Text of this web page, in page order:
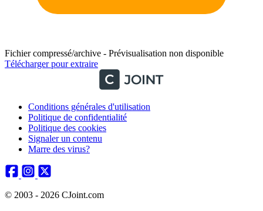
Fichier compressé/archive - Prévisualisation non disponible
Télécharger pour extraire
Conditions générales d'utilisation
Politique de confidentialité
Politique des cookies
Signaler un contenu
Marre des virus?
© 2003 - 2026 CJoint.com